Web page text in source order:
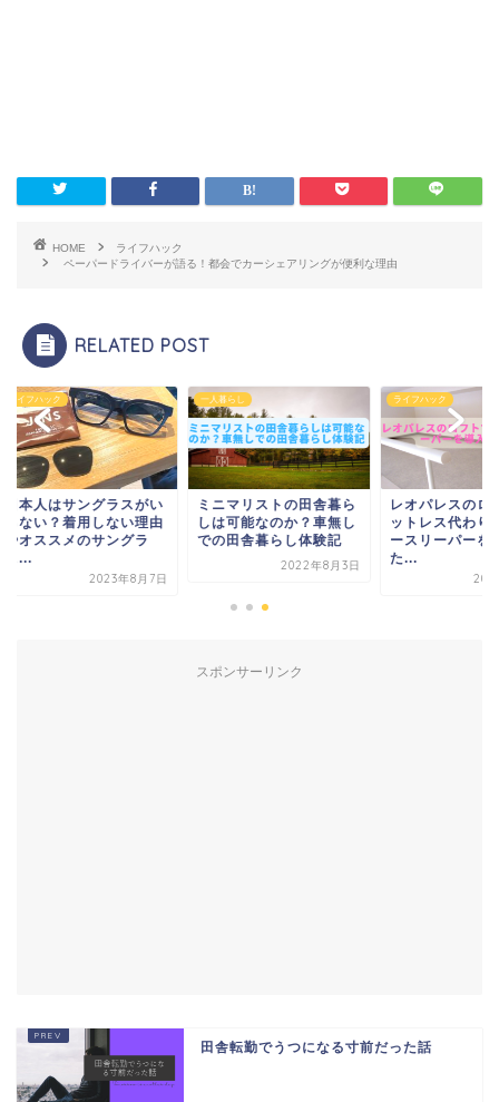
HOME
ライフハック
ペーパードライバーが語る！都会でカーシェアリングが便利な理由
RELATED POST
ハック
人はサングラスがい
い？着用しない理由
ススメのサングラ
2023年8月7日
一人暮らし
ミニマリストの田舎暮ら
しは可能なのか？車無し
での田舎暮らし体験記
2022年8月3日
ライフハック
レオパレスのロフト
ットレス代わりにト
ースリーパーを導入
2022年9
スポンサーリンク
田舎転勤でうつになる寸前だった話